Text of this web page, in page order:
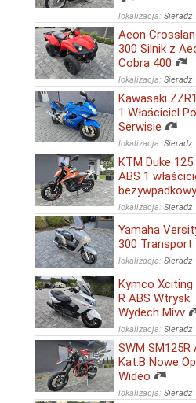
lokalizacja: Sieradz
Aeon
300 Silnik z
Cobra 400
lokalizacja: Sieradz
Kawasaki
1 Właściciel Po
Serwisie
lokalizacja: Sieradz
KTM Duke 125
ABS 1
bezywpadkowy
lokalizacja: Sieradz
Yamaha
300 Transport
lokalizacja: Sieradz
Kymco Xciting
R ABS Wtrysk
Wydech Mivv
lokalizacja: Sieradz
SWM SM125R
Kat.B Nowe
Wideo
lokalizacja: Sieradz